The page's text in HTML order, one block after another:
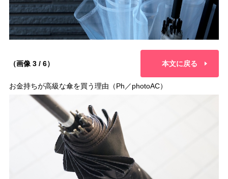
（画像 3 / 6） 本文に戻る
お金持ちが高級な傘を買う理由（Ph／photoAC）